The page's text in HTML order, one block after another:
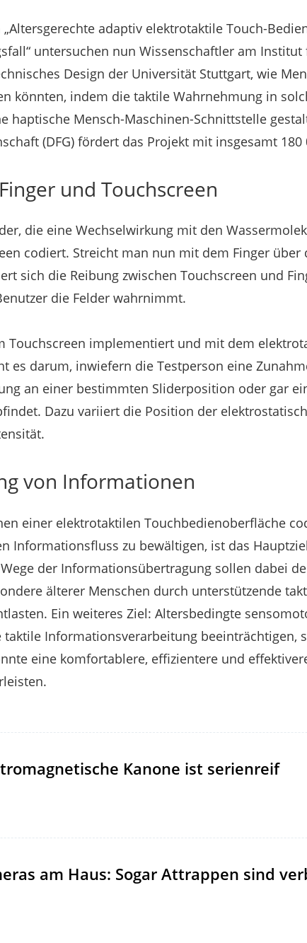
adaptiv elektrotaktile Touch-
untersuchen nun Wissenschaftler am Institut
Design der Universität Stuttgart, wie
könnten, indem die taktile Wahrnehmung in
haptische Mensch-Maschinen-Schnittstelle
(DFG) fördert das Projekt mit insgesamt 180
und Touchscreen
die eine Wechselwirkung mit den
codiert. Streicht man nun mit dem Finger über
sich die Reibung zwischen Touchscreen und
die Felder wahrnimmt.
Touchscreen implementiert und mit dem
es darum, inwiefern die Testperson eine
an einer bestimmten Sliderposition oder gar
Dazu variiert die Position der
von Informationen
einer elektrotaktilen Touchbedienoberfläche
Informationsfluss zu bewältigen, ist das
der Informationsübertragung sollen dabei
älterer Menschen durch unterstützende
Ein weiteres Ziel: Altersbedingte
Informationsverarbeitung beeinträchtigen,
eine komfortablere, effizientere und
Kanone ist serienreif
am Haus: Sogar Attrappen sind